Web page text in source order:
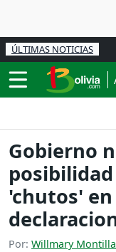
ÚLTIMAS NOTICIAS
Gobierno
'chutos'
Por: Willmary Montilla